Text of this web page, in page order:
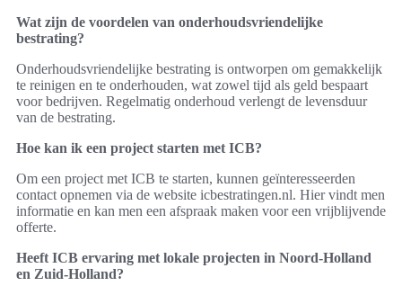
Wat zijn de voordelen van onderhoudsvriendelijke
bestrating?
Onderhoudsvriendelijke bestrating is ontworpen om gemakkelijk
te reinigen en te onderhouden, wat zowel tijd als geld bespaart
voor bedrijven. Regelmatig onderhoud verlengt de levensduur
van de bestrating.
Hoe kan ik een project starten met ICB?
Om een project met ICB te starten, kunnen geïnteresseerden
contact opnemen via de website icbestratingen.nl. Hier vindt men
informatie en kan men een afspraak maken voor een vrijblijvende
offerte.
Heeft ICB ervaring met lokale projecten in Noord-Holland
en Zuid-Holland?